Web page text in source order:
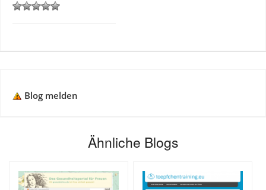
Blog melden
Ähnliche Blogs